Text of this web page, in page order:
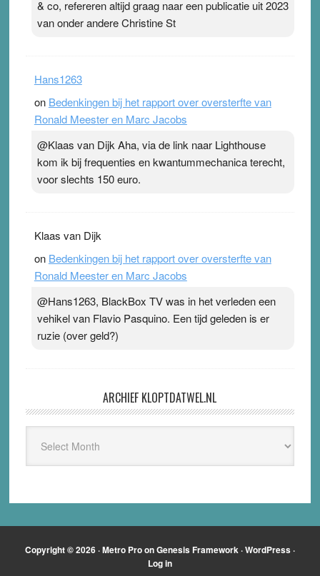
& co, refereren altijd graag naar een publicatie uit 2023
van onder andere Christine St
Hans1263
on Bedenkingen bij het rapport over oversterfte van
Ronald Meester en Marc Jacobs
@Klaas van Dijk Aha, via de link naar Lighthouse
kom ik bij frequenties en kwantummechanica terecht,
voor slechts 150 euro.
Klaas van Dijk
on Bedenkingen bij het rapport over oversterfte van
Ronald Meester en Marc Jacobs
@Hans1263, BlackBox TV was in het verleden een
vehikel van Flavio Pasquino. Een tijd geleden is er
ruzie (over geld?)
ARCHIEF KLOPTDATWEL.NL
Kloptdatwel.nl
Copyright © 2026 ·Metro ProonGenesis Framework ·WordPress ·
Log in